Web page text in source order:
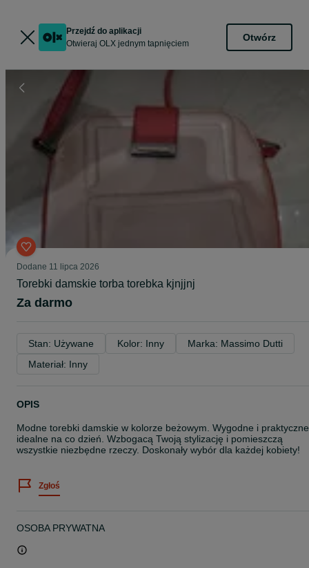
Przejdź do aplikacji
Otwieraj OLX jednym tapnięciem
Otwórz
Dodane 11 lipca 2026
Torebki damskie torba torebka kjnjjnj
Za darmo
Stan: Używane Kolor: Inny
Marka: Massimo Dutti
Materiał: Inny
OPIS
Modne torebki damskie w kolorze beżowym. Wygodne i
idealne na co dzień. Wzbogacą Twoją stylizację i pomieszczą
wszystkie niezbędne rzeczy. Doskonały wybór dla każdej kobiety!
Zgłoś
OSOBA PRYWATNA